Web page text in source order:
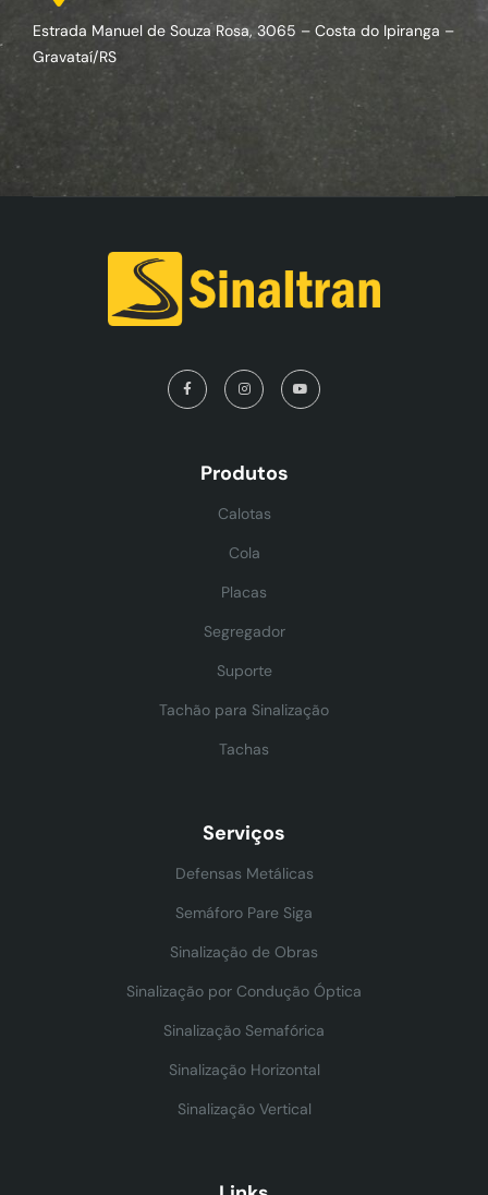
Estrada Manuel de Souza Rosa, 3065 – Costa do Ipiranga –
Gravataí/RS
Produtos
Calotas
Cola
Placas
Segregador
Suporte
Tachão para Sinalização
Tachas
Serviços
Defensas Metálicas
Semáforo Pare Siga
Sinalização de Obras
Sinalização por Condução Óptica
Sinalização Semafórica
Sinalização Horizontal
Sinalização Vertical